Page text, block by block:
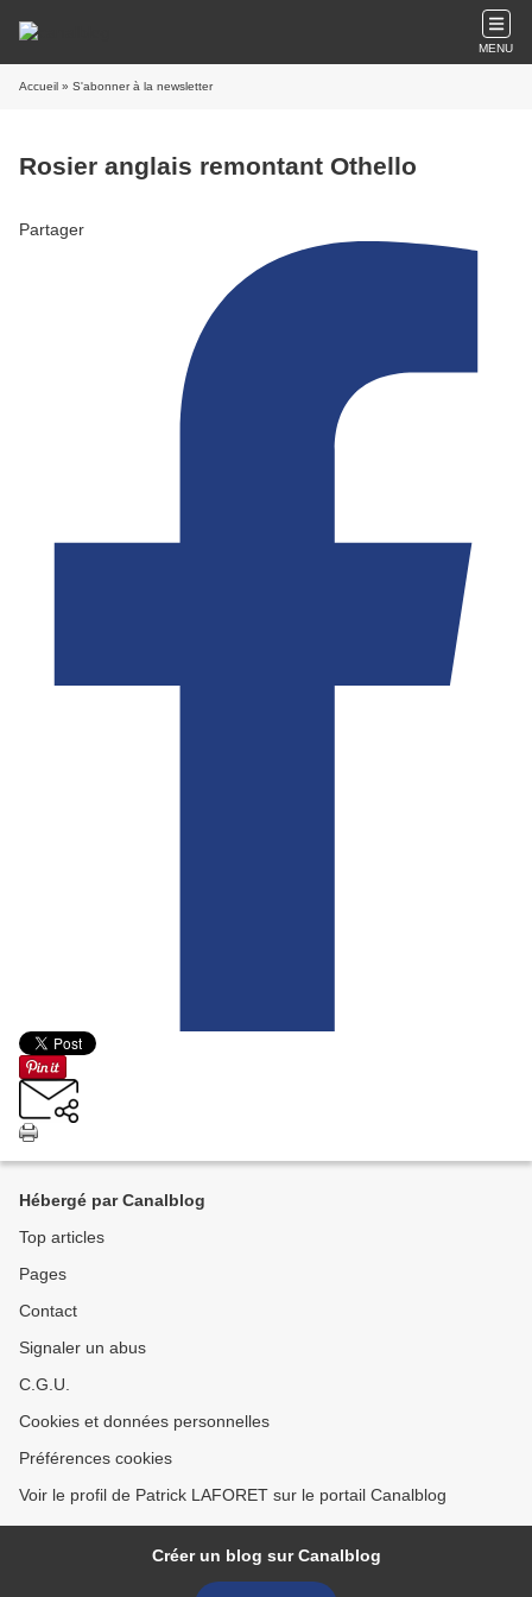
MENU
Accueil » S'abonner à la newsletter
Rosier anglais remontant Othello
Partager
Hébergé par Canalblog
Top articles
Pages
Contact
Signaler un abus
C.G.U.
Cookies et données personnelles
Préférences cookies
Voir le profil de Patrick LAFORET sur le portail Canalblog
Créer un blog sur Canalblog